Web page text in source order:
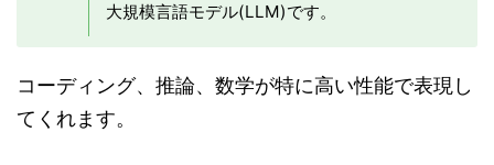
大規模言語モデル(LLM)です。
コーディング、推論、数学が特に高い性能で表現し
てくれます。